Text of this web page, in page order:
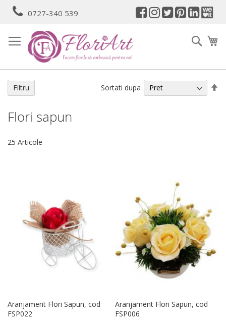
Mergeti
0727-340 539
Flori sapun
25 Articole
Sortati dupa
Aranjament Flori Sapun, cod
FSP022
Aranjament Flori Sapun, cod
FSP006
Filtru